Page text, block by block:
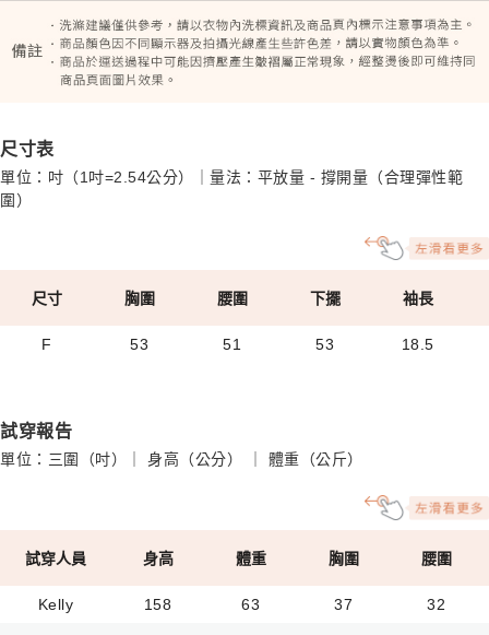
尺寸表
單位：吋（1吋=2.54公分）｜量法：平放量 - 撐開量（合理彈性範
圍）
尺寸 胸圍 腰圍 下擺 袖長
F 53 51 53 18.5
試穿報告
單位：三圍（吋）｜ 身高（公分） ｜ 體重（公斤）
試穿人員 身高 體重 胸圍 腰圍
Kelly 158 63 37 32